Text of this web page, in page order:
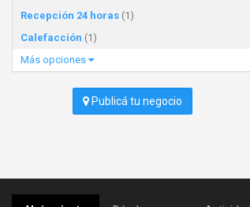
Recepción 24 horas (1)
Calefacción (1)
Más opciones
Publicá tu negocio